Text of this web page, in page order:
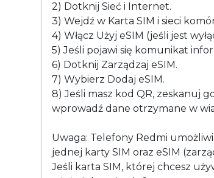
2) Dotknij Sieć i Internet.
3) Wejdź w Karta SIM i sieci
4) Włącz Użyj eSIM (jeśli jest
5) Jeśli pojawi się komunikat
6) Dotknij Zarządzaj eSIM.
7) Wybierz Dodaj eSIM.
8) Jeśli masz kod QR, zeskanuj
wprowadź dane otrzymane w
Uwaga: Telefony Redmi
jednej karty SIM oraz eSIM
Jeśli karta SIM, której chcesz